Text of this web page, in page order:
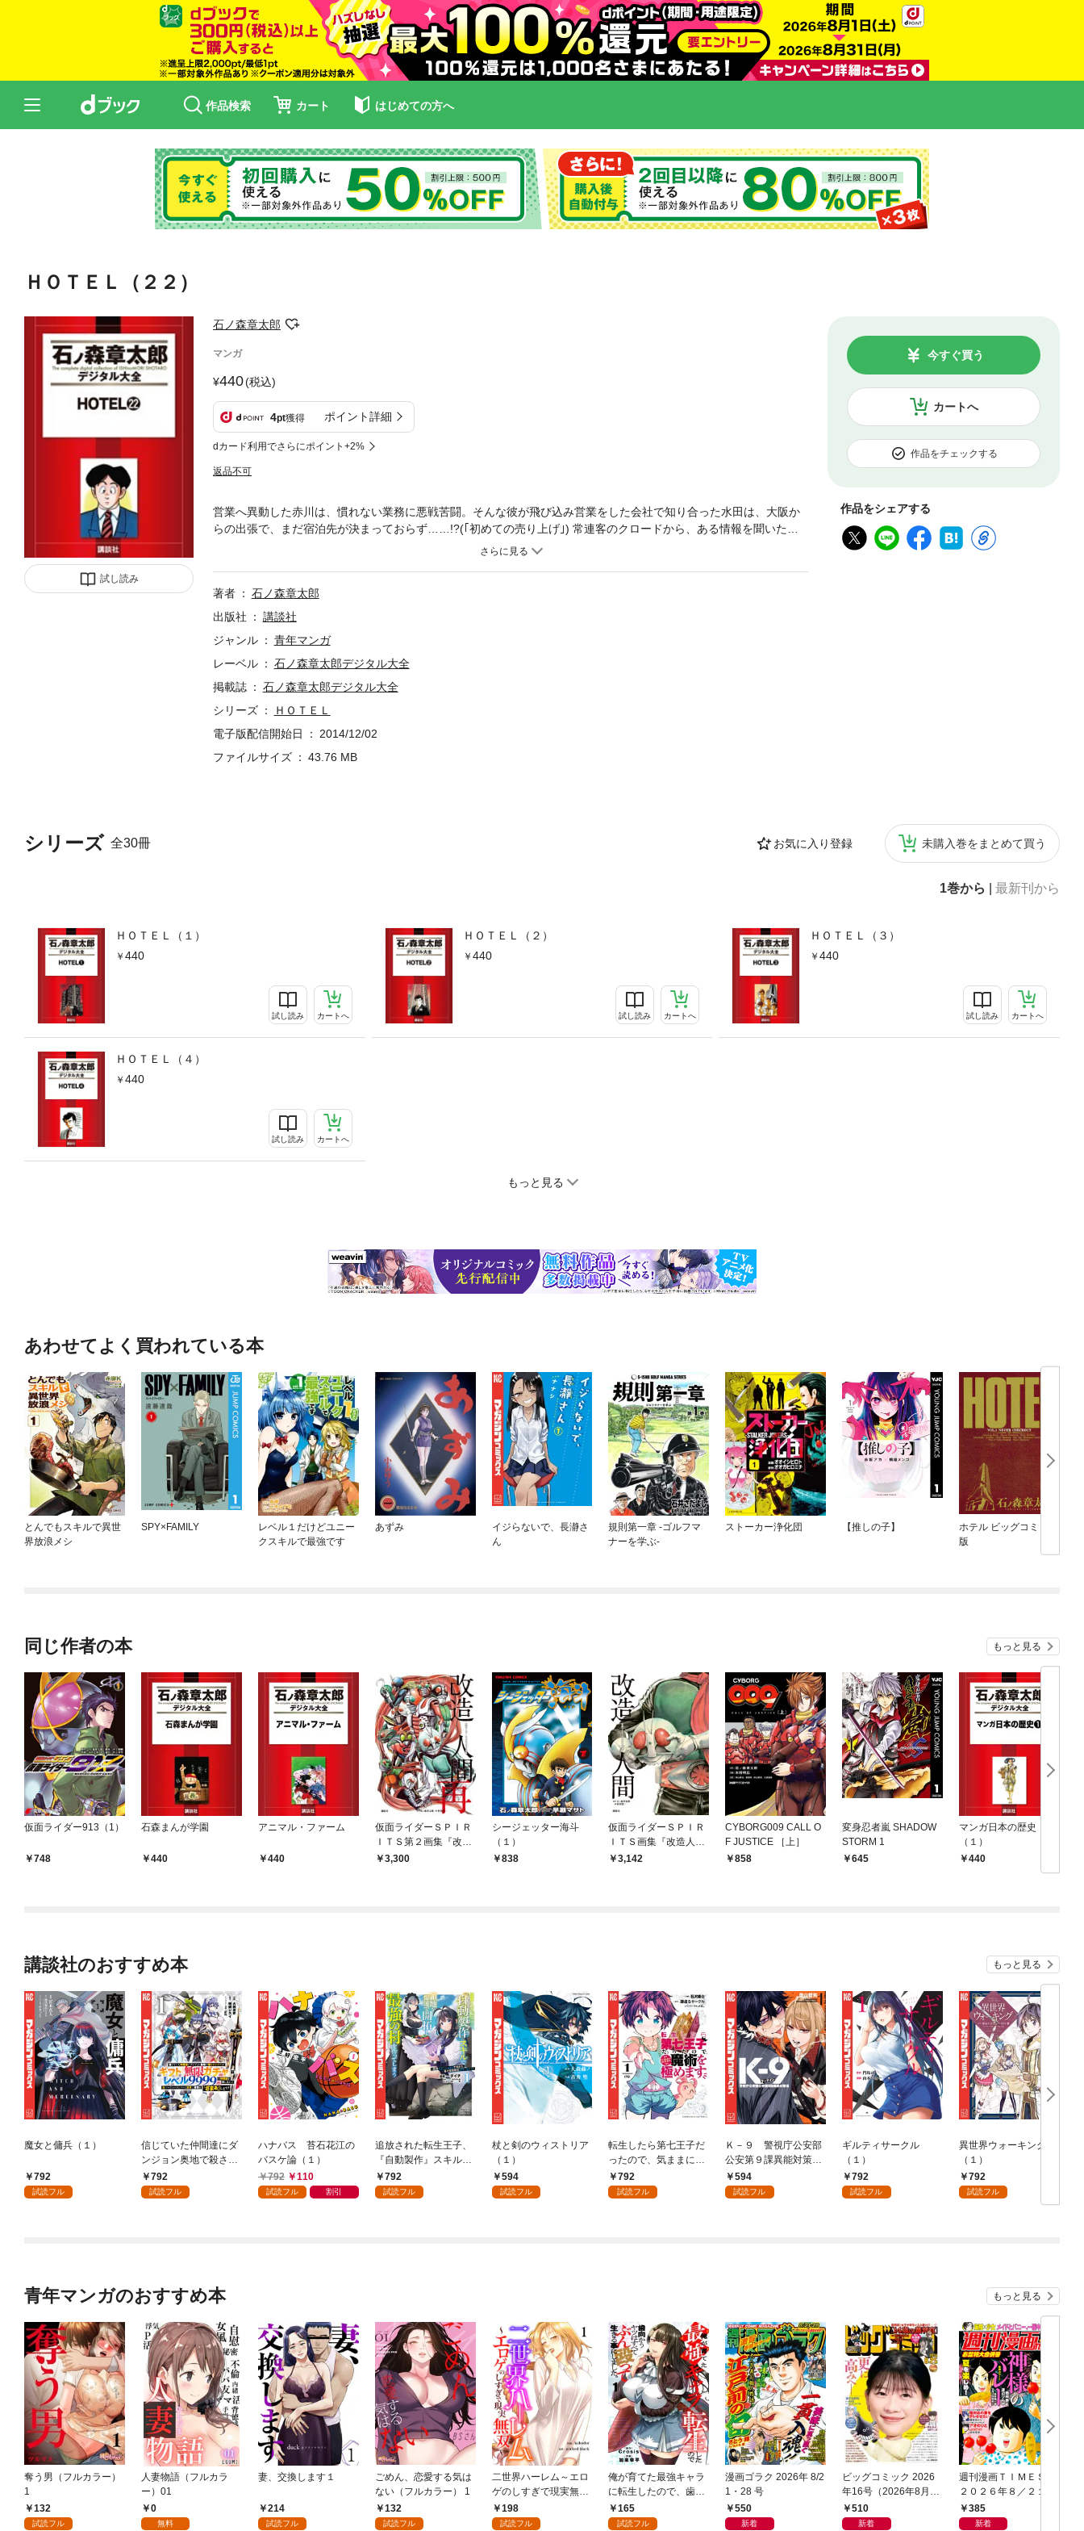
作品検索 カート はじめての方へ
ＨＯＴＥＬ（２２）
試し読み
石ノ森章太郎
マンガ
440(税込)
4pt獲得 ポイント詳細
dカード利用でさらにポイント+2%
返品不可
カートへ
今すぐ買う
作品をチェックする
作品をシェアする
シリーズ 全30冊 お気に入り登録 未購入巻をまとめて買う
1巻から 最新刊から
ＨＯＴＥＬ（１）
440
試し読み カートへ
ＨＯＴＥＬ（２）
440
試し読み カートへ
ＨＯＴＥＬ（３）
440
試し読み カートへ
ＨＯＴＥＬ（４）
440
試し読み カートへ
もっと見る
営業へ異動した赤川は、慣れない業務に悪戦苦闘。そんな彼が飛び込み営業をした会社で知り合った水田は、大阪か
らの出張で、まだ宿泊先が決まっておらず……!?(｢初めての売り上げ｣) 常連客のクロードから、ある情報を聞いた営
業･赤川。それは、世界的ベストセラーを書いた人気作家が東京プラトンにお忍びで宿泊するというもの。宿泊したホ
著者
石ノ森章太郎
出版社
講談社
ジャンル
青年マンガ
レーベル
石ノ森章太郎デジタル大全
掲載誌
石ノ森章太郎デジタル大全
シリーズ
ＨＯＴＥＬ
電子版配信開始日
2014/12/02
ファイルサイズ
43.76 MB
あわせてよく買われている本
とんでもスキルで異世
界放浪メシ
SPY×FAMILY
レベル１だけどユニー
クスキルで最強です
あずみ
イジらないで、長瀞さ
ん
規則第一章 -ゴルフマ
ナーを学ぶ-
ストーカー浄化団 【推しの子】
ホテル ビッグコミック
版
同じ作者の本 もっと見る
仮面ライダー913（1）
748
石森まんが学園
440
アニマル・ファーム
440
仮面ライダーＳＰＩＲ
ＩＴＳ第２画集『改造
人間 再』
3,300
シージェッター海斗
（１）
838
仮面ライダーＳＰＩＲ
ＩＴＳ画集『改造人
間』3,142
CYBORG009 CALL O
F JUSTICE ［上］
858
変身忍者嵐 SHADOW
STORM 1
645
マンガ日本の歴史
（１）
440
講談社のおすすめ本 もっと見る
魔女と傭兵（１）
792
試読フル
信じていた仲間達にダ
ンジョン奥地で殺され
かけたがギフト『無限
ガチャ』でレベル９９
792
試読フル
ハナバス 苔石花江の
バスケ論（１）
792
110
試読フル 割引
追放された転生王子、
『自動製作』スキルで
領地を爆速で開拓し最
強の村を作ってしまう
792
試読フル
杖と剣のウィストリア
（１）
594
試読フル
転生したら第七王子だ
ったので、気ままに魔
術を極めます（１）
792
試読フル
Ｋ－９ 警視庁公安部
公安第９課異能対策係
（１）
594
試読フル
ギルティサークル
（１）
792
試読フル
異世界ウォーキング
（１）
792
試読フル
青年マンガのおすすめ本 もっと見る
奪う男（フルカラー）
1
132
試読フル
人妻物語（フルカラ
ー）01
0
無料
妻、交換します１
214
試読フル
ごめん、恋愛する気は
ない（フルカラー） 1
132
試読フル
二世界ハーレム～エロ
ゲのしすぎで現実無双
～１198
試読フル
俺が育てた最強キャラ
に転生したので、歯向
かうヤツはすべてぶん
殴って生きる事にしま
165
試読フル
漫画ゴラク 2026年 8/2
1・28 号
550
新着
ビッグコミック 2026
年16号（2026年8月7
日発売）
510
新着
週刊漫画ＴＩＭＥＳ
２０２６年８／２１・
２８合併号
385
新着